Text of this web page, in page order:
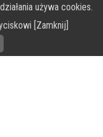
www WordPress
używa cookies.
[Zamknij]